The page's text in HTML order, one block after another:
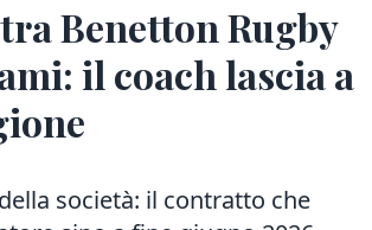
Benetton Rugby
il coach lascia a
società: il contratto che